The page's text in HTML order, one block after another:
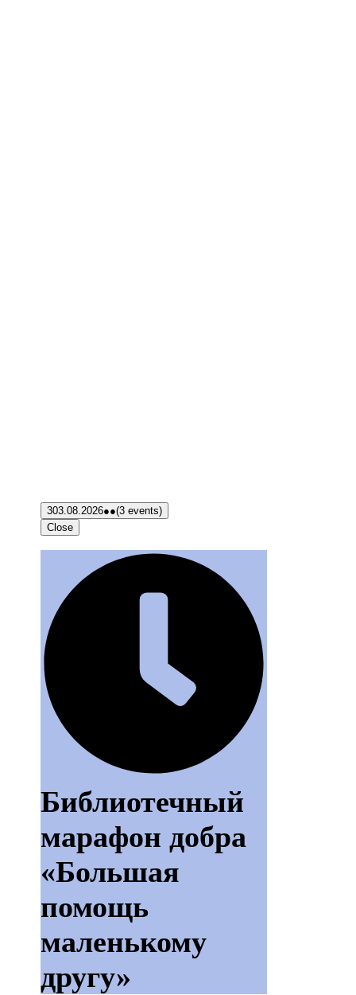
303.08.2026●●(3 events)
Close
Библиотечный
марафон добра
«Большая
помощь
маленькому
другу»